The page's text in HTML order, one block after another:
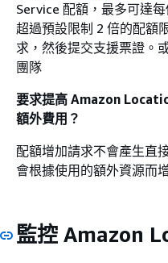
Service 配額，最多可達
超過預設限制 2 倍的配額
求，然後提交支援票證。
團隊
要求提高 Amazon
額外費用？
配額增加請求不會產生直
會根據使用的額外資源而
監控 Amazon